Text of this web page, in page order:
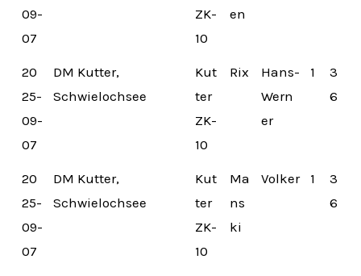
09-
07
ZK-
10
en
20
25-
09-
07
DM Kutter,
Schwielochsee
Kut
ter
ZK-
10
Rix
Hans-
Wern
er
1
3
6
20
25-
09-
07
DM Kutter,
Schwielochsee
Kut
ter
ZK-
10
Ma
ns
ki
Volker 1
3
6